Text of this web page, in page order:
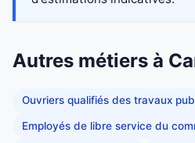
Autres métiers à
Ouvriers qualifiés des travaux
Employés de libre service du